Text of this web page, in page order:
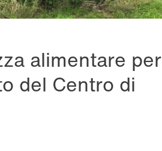
alimentare per
del Centro di